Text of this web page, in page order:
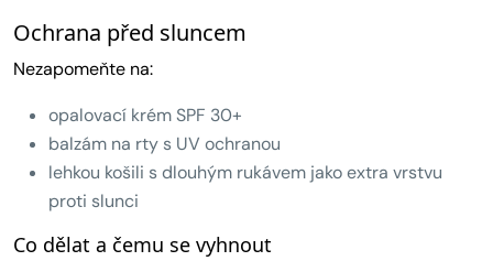
Ochrana před sluncem
Nezapomeňte na:
opalovací krém SPF 30+
balzám na rty s UV ochranou
lehkou košili s dlouhým rukávem jako extra vrstvu
proti slunci
Co dělat a čemu se vyhnout